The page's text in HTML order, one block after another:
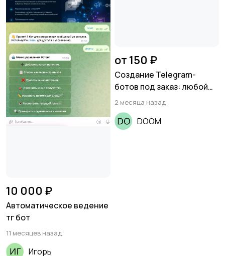
10 000 ₽
Автоматическое ведение
тг бот
11 месяцев назад
Игорь
от 150 ₽
Создание Telegram-
ботов под заказ: любой
функционал, игры,
магазины, RPG
2 месяца назад
DOOM